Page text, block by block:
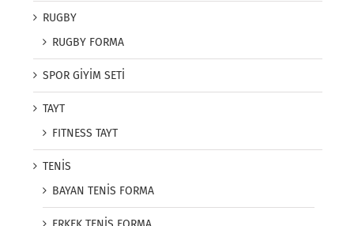
RUGBY
RUGBY FORMA
SPOR GİYİM SETİ
TAYT
FITNESS TAYT
TENİS
BAYAN TENİS FORMA